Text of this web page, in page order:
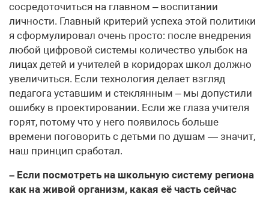
сосредоточиться на главном – воспитании
личности. Главный критерий успеха этой политики
я сформулировал очень просто: после внедрения
любой цифровой системы количество улыбок на
лицах детей и учителей в коридорах школ должно
увеличиться. Если технология делает взгляд
педагога уставшим и стеклянным – мы допустили
ошибку в проектировании. Если же глаза учителя
горят, потому что у него появилось больше
времени поговорить с детьми по душам — значит,
наш принцип сработал.
– Если посмотреть на школьную систему региона
как на живой организм, какая её часть сейчас